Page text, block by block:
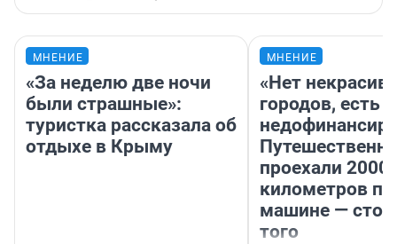
МНЕНИЕ
«За неделю две ночи
были страшные»:
туристка рассказала об
отдыхе в Крыму
МНЕНИЕ
«Нет
городов, есть
проехали 2000
километров по
машине —
того